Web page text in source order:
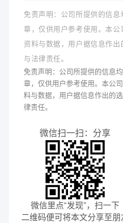
免责声明：公司所提供的信
章，仅供用户参考使用。本
资料与数据，用户据信息作
与法律责任。
免责声明：公司所提供的信息
章，仅供用户参考使用。本公
料与数据，用户据信息作出的
律责任。
微信扫一扫：分享
微信里点“发现”，扫一下
二维码便可将本文分享至朋